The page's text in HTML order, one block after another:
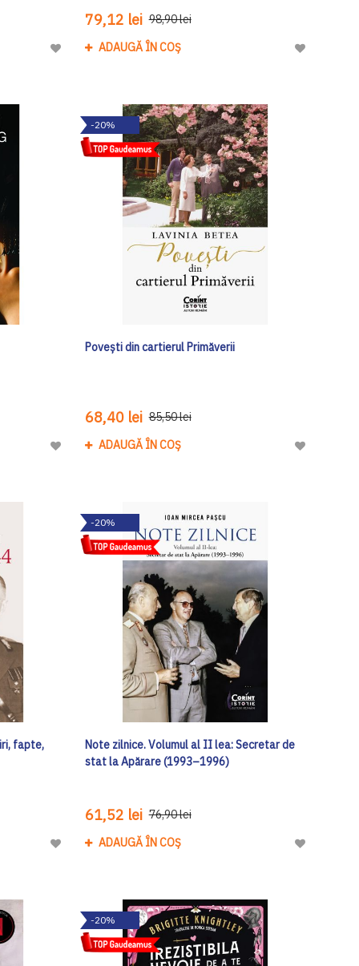
Adaugă
Dorinte
79,12 lei 98,90 lei
ADAUGĂ ÎN COȘ
Adaugă
Adaugă
Dorinte
-20%
Povești din cartierul Primăverii
68,40 lei 85,50 lei
ADAUGĂ ÎN COȘ
Adaugă
fapte,
Adaugă
Dorinte
-20%
Note zilnice. Volumul al II lea: Secretar de
stat la Apărare (1993–1996)
61,52 lei 76,90 lei
ADAUGĂ ÎN COȘ
Adaugă
-20%